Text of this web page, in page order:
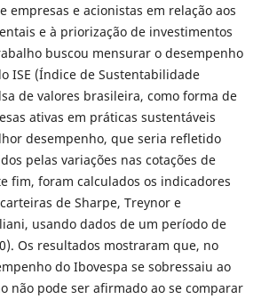
empresas e acionistas em relação aos
e à priorização de investimentos
buscou mensurar o desempenho
ISE (Índice de Sustentabilidade
de valores brasileira, como forma de
ativas em práticas sustentáveis
desempenho, que seria refletido
pelas variações nas cotações de
fim, foram calculados os indicadores
de Sharpe, Treynor e
usando dados de um período de
Os resultados mostraram que, no
do Ibovespa se sobressaiu ao
não pode ser afirmado ao se comparar